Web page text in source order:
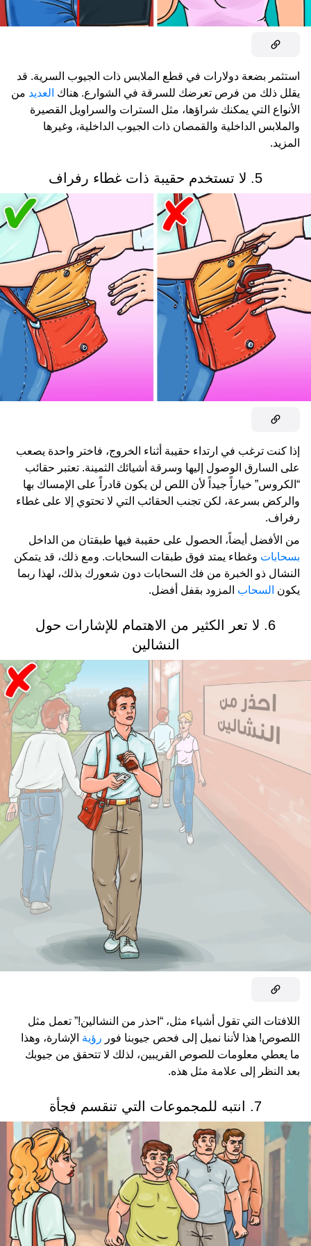
استثمر بضعة دولارات في قطع الملابس ذات الجيوب السرية. قد
يقلل ذلك من فرص تعرضك للسرقة في الشوارع. هناك العديد من
الأنواع التي يمكنك شراؤها، مثل السترات والسراويل القصيرة
والملابس الداخلية والقمصان ذات الجيوب الداخلية، وغيرها
المزيد.
5. لا تستخدم حقيبة ذات غطاء رفراف
إذا كنت ترغب في ارتداء حقيبة أثناء الخروج، فاختر واحدة يصعب
على السارق الوصول إليها وسرقة أشيائك الثمينة. تعتبر حقائب
“الكروس” خياراً جيداً لأن اللص لن يكون قادراً على الإمساك بها
والركض بسرعة، لكن تجنب الحقائب التي لا تحتوي إلا على غطاء
رفراف.
من الأفضل أيضاً، الحصول على حقيبة فيها طبقتان من الداخل
بسحابات وغطاء يمتد فوق طبقات السحابات. ومع ذلك، قد يتمكن
النشال ذو الخبرة من فك السحابات دون شعورك بذلك، لهذا ربما
يكون السحاب المزود بقفل أفضل.
6. لا تعر الكثير من الاهتمام للإشارات حول
النشالين
اللافتات التي تقول أشياء مثل، “احذر من النشالين!” تعمل مثل
اللصوص! هذا لأننا نميل إلى فحص جيوبنا فور رؤية الإشارة، وهذا
ما يعطي معلومات للصوص القريبين، لذلك لا تتحقق من جيوبك
بعد النظر إلى علامة مثل هذه.
7. انتبه للمجموعات التي تنقسم فجأة